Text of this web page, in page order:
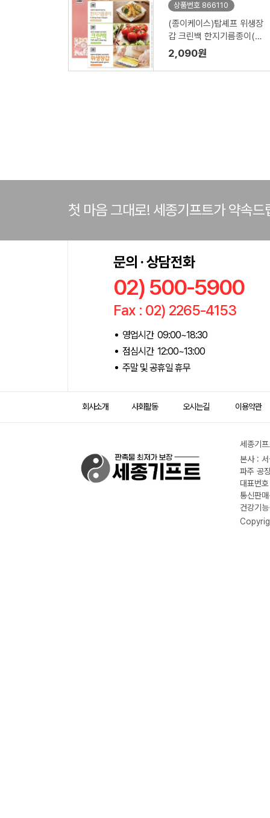
상품번호 866110
(종이케이스)탑셰프 위생장
갑 크린백 한지기름종이(3
종)
2,090원
첫 마음 그대로! 세종기프트가 약속드
문의 · 상담전화
02) 500-5900
Fax : 02) 2265-4153
영업시간 09:00~18:30
점심시간 12:00~13:00
주말 및 공휴일 휴무
회사소개 사회활동 오시는길 이용약관
세종기
본사 :
파주 공
대표번
통신판
건강기